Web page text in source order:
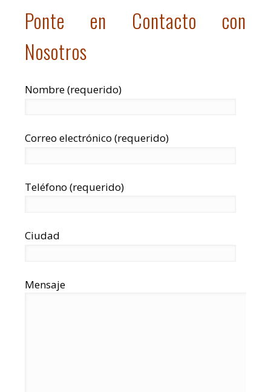
Ponte en Contacto con
Nosotros
Nombre (requerido)
Correo electrónico (requerido)
Teléfono (requerido)
Ciudad
Mensaje